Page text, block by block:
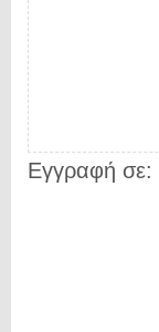
Εγγραφή σε: